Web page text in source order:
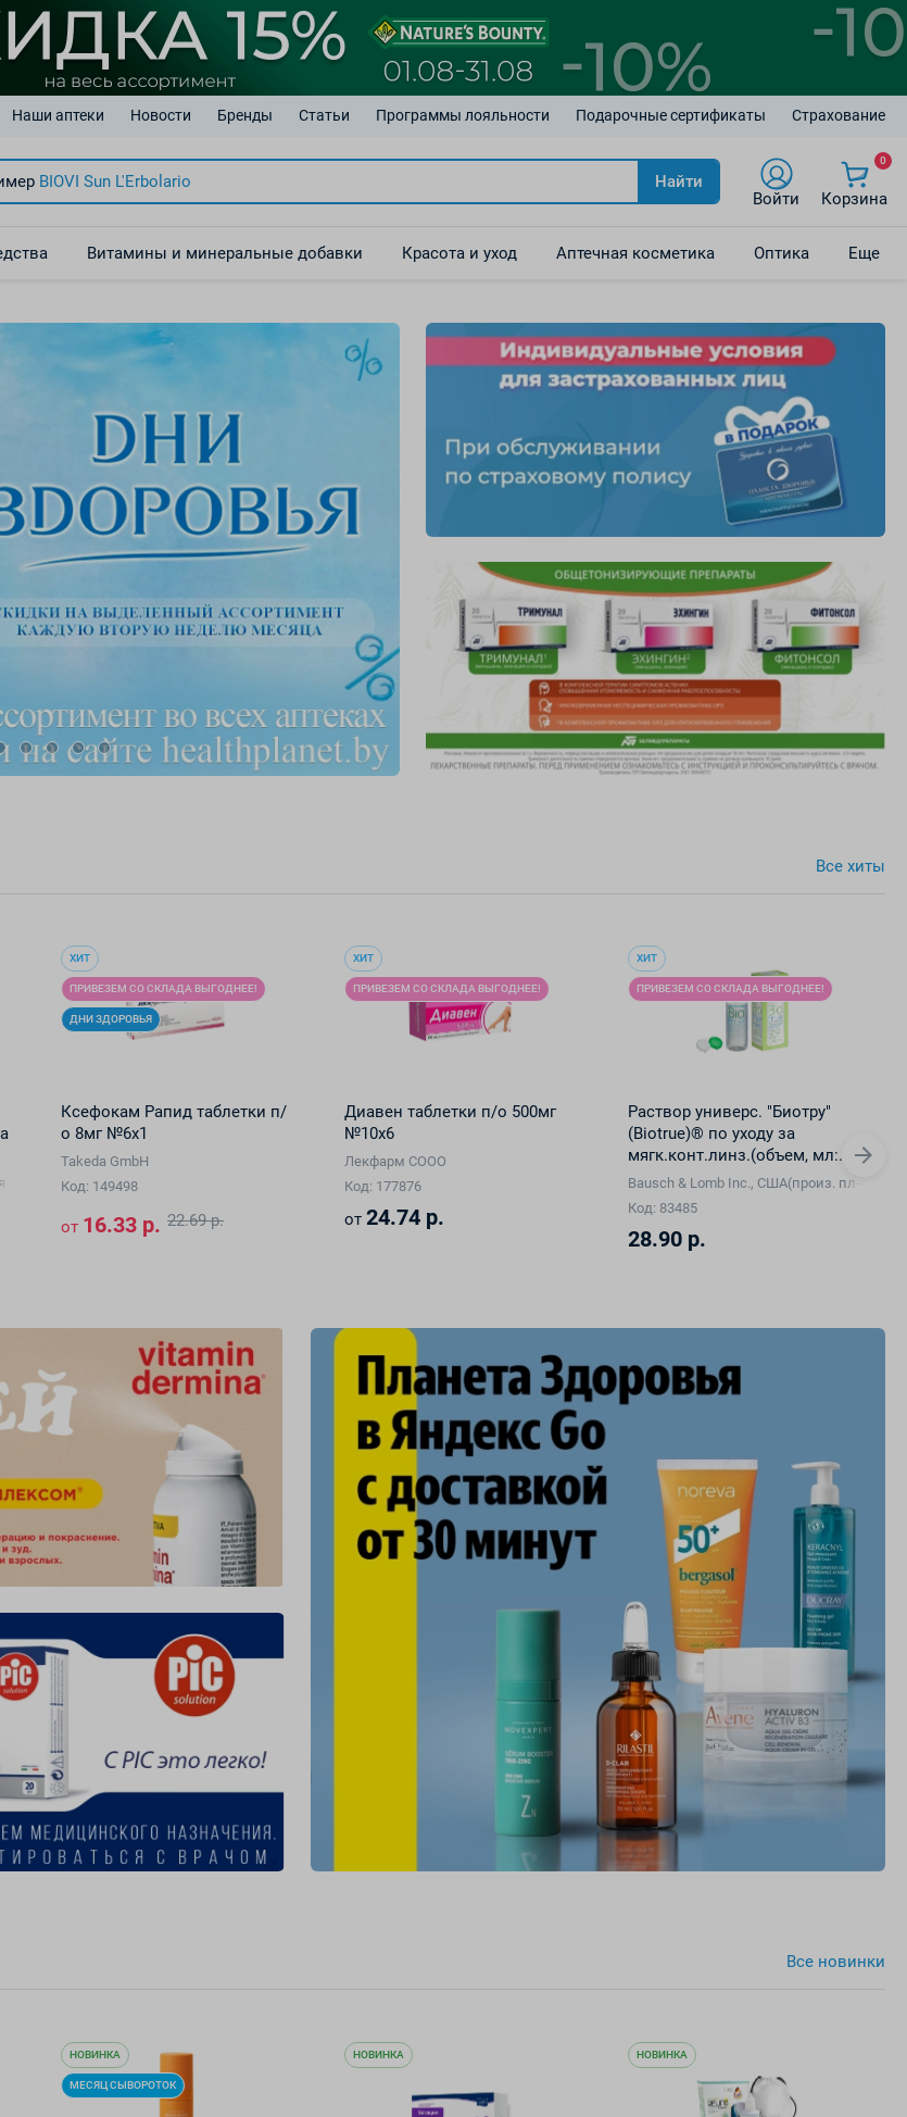
Наши аптеки Новости Бренды Статьи Программы лояльности Подарочные сертификаты Страхование
BIOVI Sun L'Erbolario
Найти
Войти
0
Корзина
Витамины и минеральные добавки Красота и уход Аптечная косметика Оптика Еще
Все хиты
ХИТ
ПРИВЕЗЕМ СО СКЛАДА ВЫГОДНЕЕ!
ДНИ ЗДОРОВЬЯ
Ксефокам Рапид таблетки п/
о 8мг №6х1
Takeda GmbH
Код: 149498
от 16.33 р. 22.69 р.
ХИТ
ПРИВЕЗЕМ СО СКЛАДА ВЫГОДНЕЕ!
Диавен таблетки п/о 500мг
№10х6
Лекфарм СООО
Код: 177876
от 24.74 р.
ХИТ
ПРИВЕЗЕМ СО СКЛАДА ВЫГОДНЕЕ!
Раствор универс. "Биотру"
(Biotrue)® по уходу за
мягк.конт.линз.(объем, мл:
300)
Bausch & Lomb Inc., США(произ. пл-
Код: 83485
28.90 р.
Все новинки
НОВИНКА
МЕСЯЦ СЫВОРОТОК
НОВИНКА НОВИНКА